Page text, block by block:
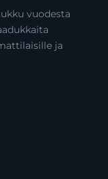
vuodesta
ja